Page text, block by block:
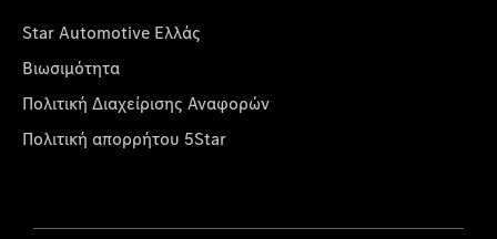
Star Automotive Ελλάς
Βιωσιμότητα
Πολιτική Διαχείρισης Αναφορών
Πολιτική απορρήτου 5Star